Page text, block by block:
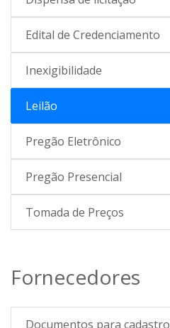
Edital de Credenciamento
Inexigibilidade
Leilão
Pregão Eletrônico
Pregão Presencial
Tomada de Preços
Fornecedores
Documentos para cadastro